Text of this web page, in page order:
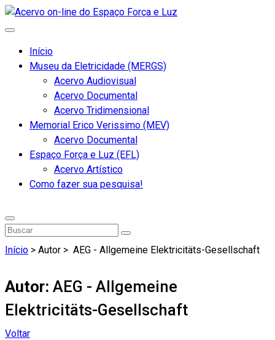
Início
Museu da Eletricidade (MERGS)
Acervo Audiovisual
Acervo Documental
Acervo Tridimensional
Memorial Erico Verissimo (MEV)
Acervo Documental
Espaço Força e Luz (EFL)
Acervo Artístico
Como fazer sua pesquisa!
Início > Autor > AEG - Allgemeine Elektricitäts-Gesellschaft
Autor: AEG - Allgemeine
Elektricitäts-Gesellschaft
Voltar